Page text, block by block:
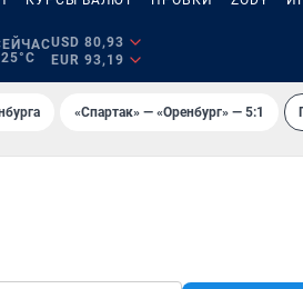
USD 80,93
EUR 93,19
«Спартак» — «Оренбург» — 5:1